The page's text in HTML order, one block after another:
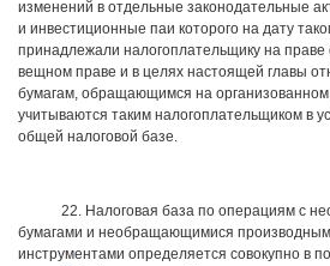
изменений в отдельные законодательные
и инвестиционные паи которого на дату
принадлежали налогоплательщику на праве
вещном праве и в целях настоящей главы
бумагам, обращающимся на
учитываются таким налогоплательщиком в
общей налоговой базе.
22. Налоговая база по операциям с
бумагами и необращающимися
инструментами определяется совокупно в